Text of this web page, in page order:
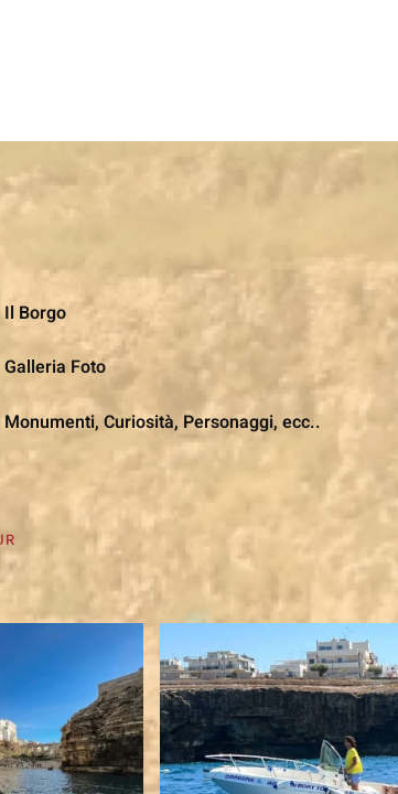
Il Borgo
Galleria Foto
Monumenti, Curiosità, Personaggi, ecc..